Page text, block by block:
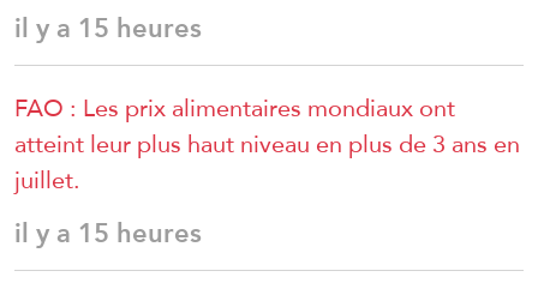
il y a 15 heures
FAO : Les prix alimentaires mondiaux ont
atteint leur plus haut niveau en plus de 3 ans en
juillet.
il y a 15 heures